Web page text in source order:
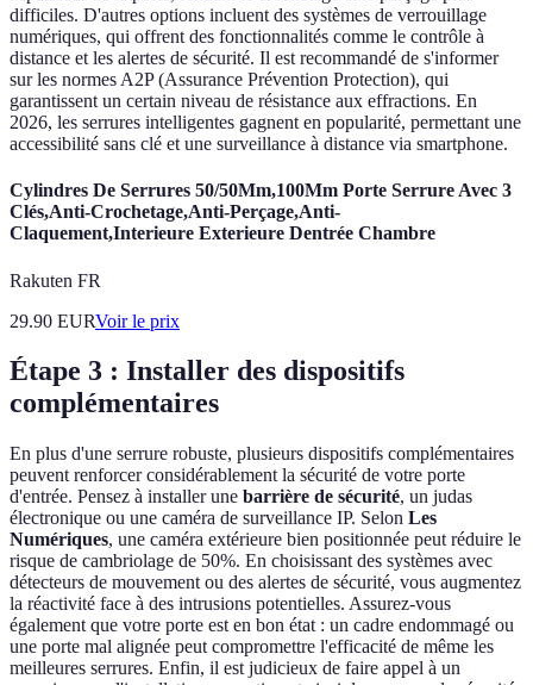
difficiles. D'autres options incluent des systèmes de verrouillage
numériques, qui offrent des fonctionnalités comme le contrôle à
distance et les alertes de sécurité. Il est recommandé de s'informer
sur les normes A2P (Assurance Prévention Protection), qui
garantissent un certain niveau de résistance aux effractions. En
2026, les serrures intelligentes gagnent en popularité, permettant une
accessibilité sans clé et une surveillance à distance via smartphone.
Cylindres De Serrures 50/50Mm,100Mm Porte Serrure Avec 3
Clés,Anti-Crochetage,Anti-Perçage,Anti-
Claquement,Interieure Exterieure Dentrée Chambre
Rakuten FR
29.90 EURVoir le prix
Étape 3 : Installer des dispositifs
complémentaires
En plus d'une serrure robuste, plusieurs dispositifs complémentaires
peuvent renforcer considérablement la sécurité de votre porte
d'entrée. Pensez à installer une barrière de sécurité, un judas
électronique ou une caméra de surveillance IP. Selon Les
Numériques, une caméra extérieure bien positionnée peut réduire le
risque de cambriolage de 50%. En choisissant des systèmes avec
détecteurs de mouvement ou des alertes de sécurité, vous augmentez
la réactivité face à des intrusions potentielles. Assurez-vous
également que votre porte est en bon état : un cadre endommagé ou
une porte mal alignée peut compromettre l'efficacité de même les
meilleures serrures. Enfin, il est judicieux de faire appel à un